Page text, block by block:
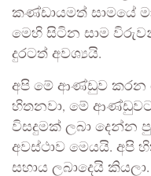
කණ්ඩායමත් සාමයේ
මෙහි සිටින සාම
දුරටත් අවශ්‍යයි.
අපි මේ ආණ්ඩුව කරන
හිතනවා, මේ ආණ්ඩුවට
විසදුමක් ලබා දෙන්න
අවස්ථාව මෙයයි. අපි
සහාය ලබාදෙයි කියලා.